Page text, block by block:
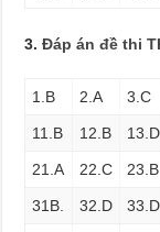
3.Đáp án đề thi
1.B 2.A 3.C
11.B 12.B 13.D
21.A 22.C 23.B
31B. 32.D 33.D